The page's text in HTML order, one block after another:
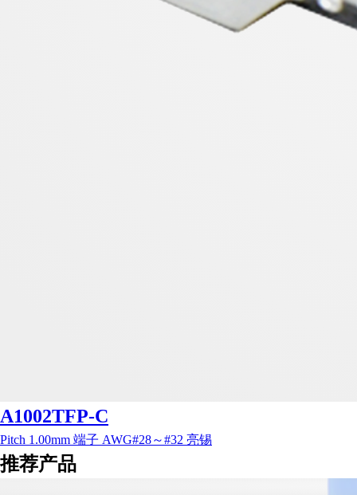
A1002TFP-C
Pitch 1.00mm 端子 AWG#28～#32 亮锡
推荐产品